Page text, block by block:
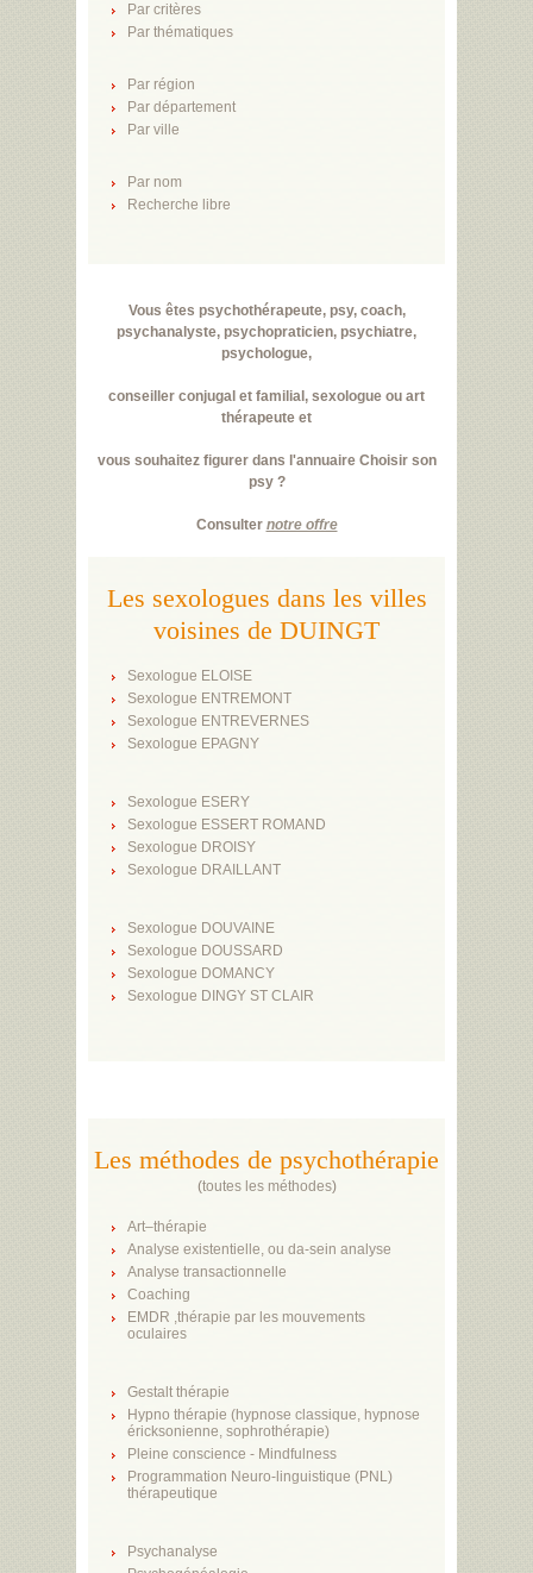
Par critères
Par thématiques
Par région
Par département
Par ville
Par nom
Recherche libre
Vous êtes psychothérapeute, psy, coach,
psychanalyste, psychopraticien, psychiatre,
psychologue,
conseiller conjugal et familial, sexologue ou art
thérapeute et
vous souhaitez figurer dans l'annuaire Choisir son
psy ?
Consulter notre offre
Les sexologues dans les villes
voisines de DUINGT
Sexologue ELOISE
Sexologue ENTREMONT
Sexologue ENTREVERNES
Sexologue EPAGNY
Sexologue ESERY
Sexologue ESSERT ROMAND
Sexologue DROISY
Sexologue DRAILLANT
Sexologue DOUVAINE
Sexologue DOUSSARD
Sexologue DOMANCY
Sexologue DINGY ST CLAIR
Les méthodes de psychothérapie
(toutes les méthodes)
Art–thérapie
Analyse existentielle, ou da-sein analyse
Analyse transactionnelle
Coaching
EMDR ,thérapie par les mouvements
oculaires
Gestalt thérapie
Hypno thérapie (hypnose classique, hypnose
éricksonienne, sophrothérapie)
Pleine conscience - Mindfulness
Programmation Neuro-linguistique (PNL)
thérapeutique
Psychanalyse